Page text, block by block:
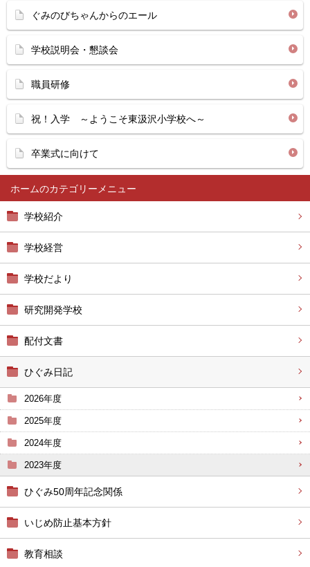
ホーム
学校紹介
学校経営
学校だより
研究開発学校
配付文書
ひぐみ日記
2026年度
2025年度
2024年度
2023年度
ひぐみ50周年記念関係
いじめ防止基本方針
教育相談
ぐみのびちゃんからのエール
学校説明会・懇談会
職員研修
祝！入学 ～ようこそ東汲沢小学校へ～
卒業式に向けて